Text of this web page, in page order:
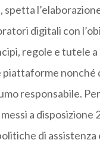
digitali con
regole e tutele a
piattaforme nonché
responsabile.
a disposizione
di assistenza